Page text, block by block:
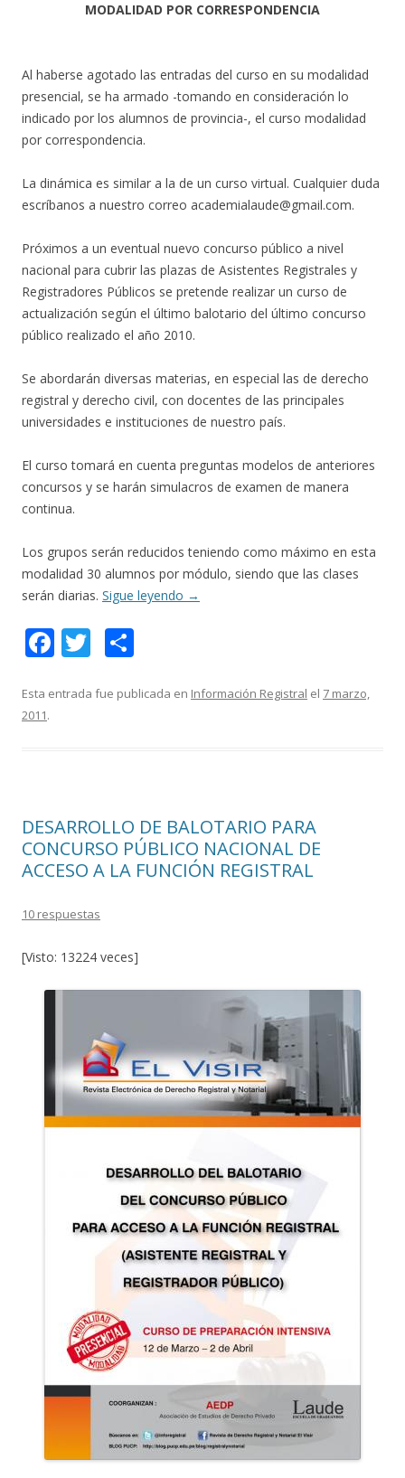
MODALIDAD POR CORRESPONDENCIA
Al haberse agotado las entradas del curso en su modalidad
presencial, se ha armado -tomando en consideración lo
indicado por los alumnos de provincia-, el curso modalidad
por correspondencia.
La dinámica es similar a la de un curso virtual. Cualquier duda
escríbanos a nuestro correo academialaude@gmail.com.
Próximos a un eventual nuevo concurso público a nivel
nacional para cubrir las plazas de Asistentes Registrales y
Registradores Públicos se pretende realizar un curso de
actualización según el último balotario del último concurso
público realizado el año 2010.
Se abordarán diversas materias, en especial las de derecho
registral y derecho civil, con docentes de las principales
universidades e instituciones de nuestro país.
El curso tomará en cuenta preguntas modelos de anteriores
concursos y se harán simulacros de examen de manera
continua.
Los grupos serán reducidos teniendo como máximo en esta
modalidad 30 alumnos por módulo, siendo que las clases
serán diarias. Sigue leyendo →
F
e
k
T
itt m
r
Esta entrada fue publicada en Información Registral el 7 marzo,
2011.
DESARROLLO DE BALOTARIO PARA
CONCURSO PÚBLICO NACIONAL DE
ACCESO A LA FUNCIÓN REGISTRAL
10 respuestas
[Visto: 13224 veces]